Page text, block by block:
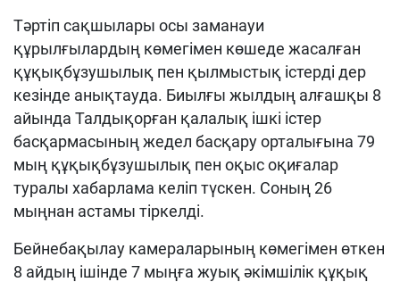
Тәртіп сақшылары осы заманауи
құрылғылардың көмегімен көшеде жасалған
құқықбұзушылық пен қылмыстық істерді дер
кезінде анықтауда. Биылғы жылдың алғашқы 8
айында Талдықорған қалалық ішкі істер
басқармасының жедел басқару орталығына 79
мың құқықбұзушылық пен оқыс оқиғалар
туралы хабарлама келіп түскен. Соның 26
мыңнан астамы тіркелді.
Бейнебақылау камераларының көмегімен өткен
8 айдың ішінде 7 мыңға жуық әкімшілік құқық